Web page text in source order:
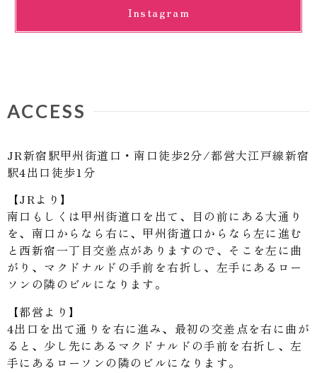
Instagram
ACCESS
JR新宿駅甲州街道口・南口徒歩2分/都営大江戸線新宿
駅4出口徒歩1分
【JRより】
南口もしくは甲州街道口を出て、目の前にある大通り
を、南口からなら右に、甲州街道口からなら左に進む
と西新宿一丁目交差点がありますので、そこを左に曲
がり、マクドナルドの手前を右折し、左手にあるロー
ソンの隣のビルになります。
【都営より】
4出口を出て通りを右に進み、最初の交差点を右に曲が
ると、少し先にあるマクドナルドの手前を右折し、左
手にあるローソンの隣のビルになります。